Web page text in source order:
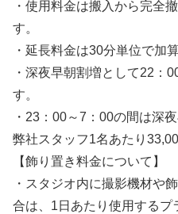
・使用料金は搬入から完全
す。
・延長料金は30分単位で加
・深夜早朝割増として22：
す。
・23：00～7：00の間は深
弊社スタッフ1名あたり
【飾り置き料金について】
・スタジオ内に撮影機材や
合は、1日あたり使用するプ